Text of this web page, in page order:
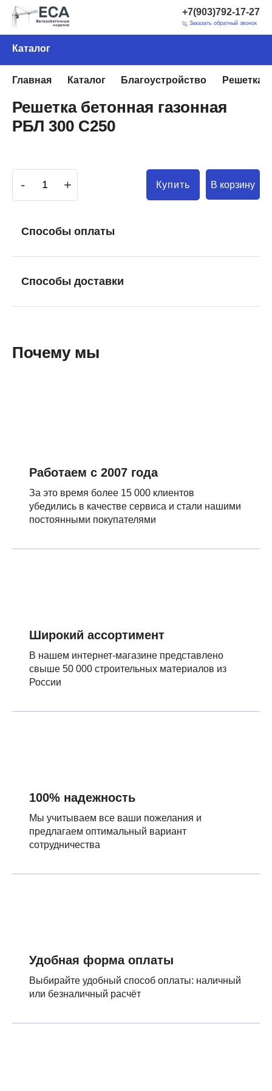
+7(903)792-17-27
Заказать обратный звонок
Каталог
Главная Каталог Благоустройство Решетка
Решетка бетонная газонная
РБЛ 300 C250
- + Купить В корзину
Способы оплаты
Способы доставки
Почему мы
Работаем с 2007 года
За это время более 15 000 клиентов
убедились в качестве сервиса и стали нашими
постоянными покупателями
Широкий ассортимент
В нашем интернет-магазине представлено
свыше 50 000 строительных материалов из
России
100% надежность
Мы учитываем все ваши пожелания и
предлагаем оптимальный вариант
сотрудничества
Удобная форма оплаты
Выбирайте удобный способ оплаты: наличный
или безналичный расчёт